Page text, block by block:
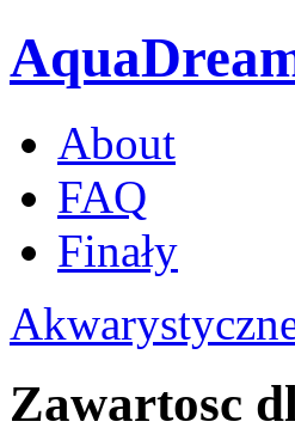
About
FAQ
Finały
Zawartosc